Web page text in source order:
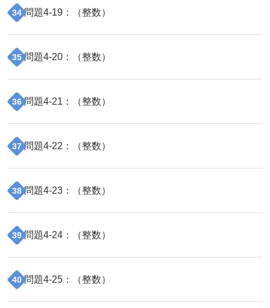
34 問題4-19 ：（整数）
35 問題4-20 ：（整数）
36 問題4-21 ：（整数）
37 問題4-22 ：（整数）
38 問題4-23 ：（整数）
39 問題4-24 ：（整数）
40 問題4-25 ：（整数）